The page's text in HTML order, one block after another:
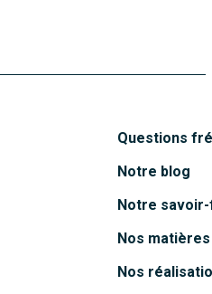
Questions
Notre blog
Notre
Nos
Nos